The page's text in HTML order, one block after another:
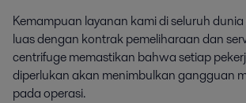
Kemampuan layanan kami di seluruh
luas dengan kontrak pemeliharaan dan
centrifuge memastikan bahwa setiap
diperlukan akan menimbulkan gangguan
pada operasi.